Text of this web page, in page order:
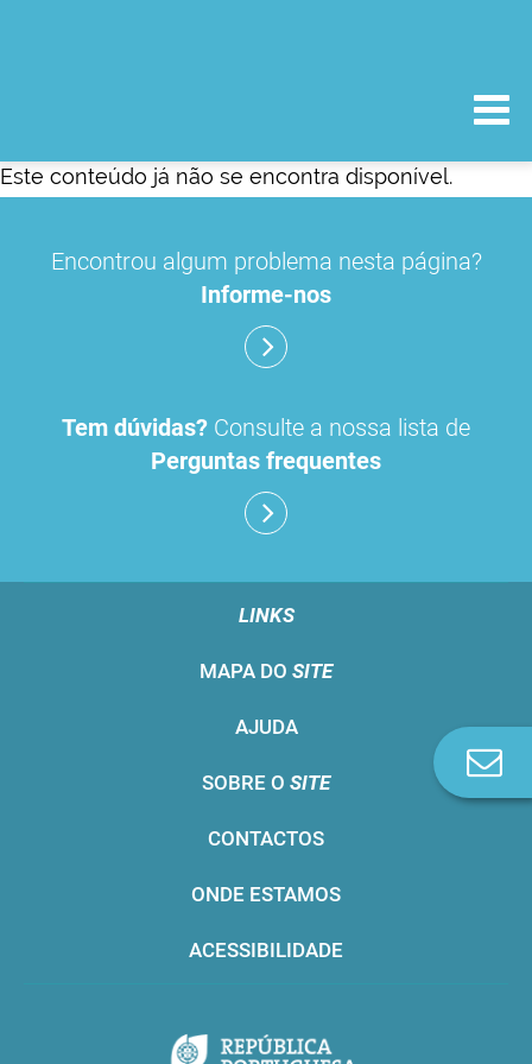
Este conteúdo já não se encontra disponível.
Encontrou algum problema nesta página?
Informe-nos
Tem dúvidas? Consulte a nossa lista de
Perguntas frequentes
LINKS
MAPA DO SITE
AJUDA
SOBRE O SITE
CONTACTOS
ONDE ESTAMOS
ACESSIBILIDADE